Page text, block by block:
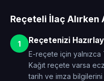
Reçeteli İlaç Alırken
1 Reçetenizi
E-reçete için yalnızca
Kağıt reçete varsa
tarih ve imza